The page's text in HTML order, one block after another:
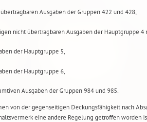
Ausgaben der Gruppen 422 und 428,
nicht übertragbaren Ausgaben der Hauptgruppe 4
der Hauptgruppe 5,
der Hauptgruppe 6,
Ausgaben der Gruppen 984 und 985.
von der gegenseitigen Deckungsfähigkeit nach
eine andere Regelung getroffen worden